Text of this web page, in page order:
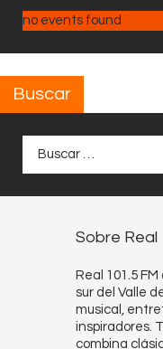
no events found
Buscar
Sobre Real
Real 101.5
sur del Valle
musical,
inspiradores.
combina